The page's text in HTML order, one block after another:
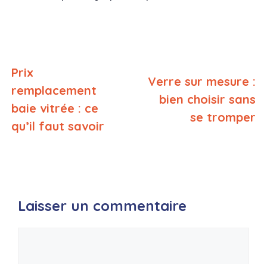
Prix
remplacement
baie vitrée : ce
qu’il faut savoir
Verre sur mesure :
bien choisir sans
se tromper
Laisser un commentaire